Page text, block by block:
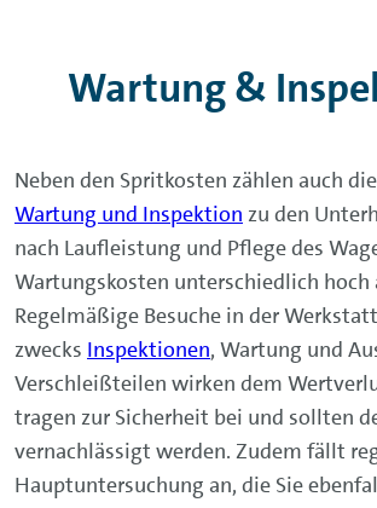
Wartung &
Neben den Spritkosten zählen auch
Wartung und Inspektion zu den
nach Laufleistung und Pflege des
Wartungskosten unterschiedlich hoch
Regelmäßige Besuche in der Werkstatt
zwecks Inspektionen, Wartung und
Verschleißteilen wirken dem
tragen zur Sicherheit bei und sollten
vernachlässigt werden. Zudem fällt
Hauptuntersuchung an, die Sie